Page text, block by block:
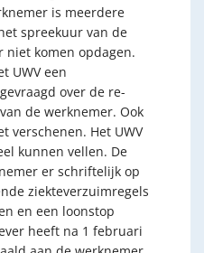
is meerdere
spreekuur van de
komen opdagen.
UWV een
over de re-
de werknemer. Ook
verschenen. Het UWV
kunnen vellen. De
er schriftelijk op
ziekteverzuimregels
en een loonstop
heeft na 1 februari